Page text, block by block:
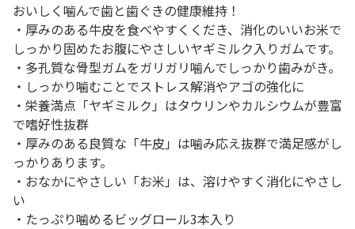
おいしく噛んで歯と歯ぐきの健康維持！
・厚みのある牛皮を食べやすくくだき、消化のいいお米で
しっかり固めたお腹にやさしいヤギミルク入りガムです。
・多孔質な骨型ガムをガリガリ噛んでしっかり歯みがき。
・しっかり噛むことでストレス解消やアゴの強化に
・栄養満点「ヤギミルク」はタウリンやカルシウムが豊富
で嗜好性抜群
・厚みのある良質な「牛皮」は噛み応え抜群で満足感がし
っかりあります。
・おなかにやさしい「お米」は、溶けやすく消化にやさし
い
・たっぷり噛めるビッグロール3本入り